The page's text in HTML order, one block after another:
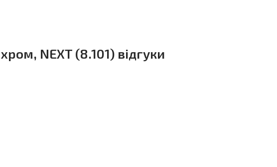
NEXT (8.101) відгуки